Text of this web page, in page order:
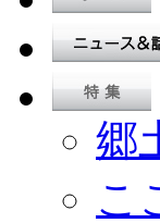
郷
こ